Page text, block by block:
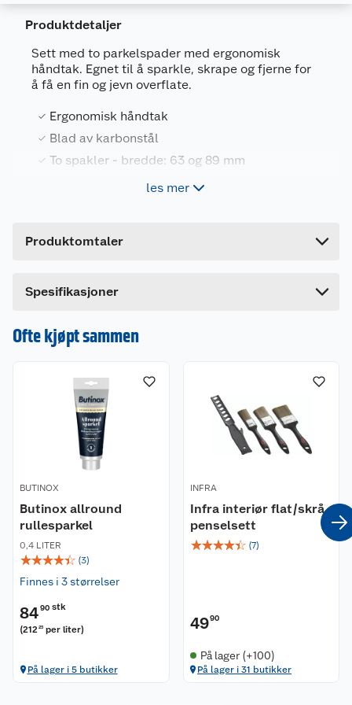
Produktdetaljer
Sett med to parkelspader med ergonomisk
håndtak. Egnet til å sparkle, skrape og fjerne for
å få en fin og jevn overflate.
Ergonomisk håndtak
Blad av karbonstål
To spakler - bredde: 63 og 89 mm
Bladene er av karbonstål
les mer
Produktomtaler
Dette produktet har ikke fått noen omtale ennå.
en omtale.
Spesifikasjoner
Artikkelnummer
Leverandørens artikkelnummer
Ofte kjøpt sammen
BUTINOX
Butinox allround
rullesparkel
0,4 LITER
☆☆☆☆☆ (3)
Finnes i 3 størrelser
8490 stk
(212 25 per liter)
På lager i 5 butikker
INFRA
Infra interiør flat/skrå
penselsett
☆☆☆☆☆ (7)
4990
På lager (+100)
På lager i 31 butikker